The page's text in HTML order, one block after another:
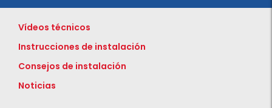
Vídeos técnicos
Instrucciones de instalación
Consejos de instalación
Noticias